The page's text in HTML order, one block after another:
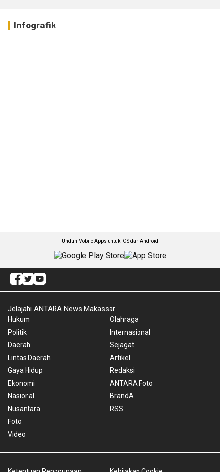
Infografik
Unduh Mobile Apps untuk iOS dan Android
Jelajahi ANTARA News Makassar
Hukum
Politik
Daerah
Lintas Daerah
Gaya Hidup
Ekonomi
Nasional
Nusantara
Foto
Video
Olahraga
Internasional
Sejagat
Artikel
Redaksi
ANTARA Foto
BrandA
RSS